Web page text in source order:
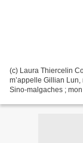
(c) Laura Thiercelin
m’appelle Gillian Lun,
Sino-malgaches ;